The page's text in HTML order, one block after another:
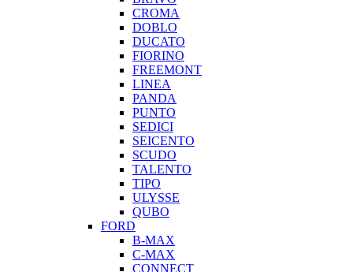
CROMA
DOBLO
DUCATO
FIORINO
FREEMONT
LINEA
PANDA
PUNTO
SEDICI
SEICENTO
SCUDO
TALENTO
TIPO
ULYSSE
QUBO
FORD
B-MAX
C-MAX
CONNECT